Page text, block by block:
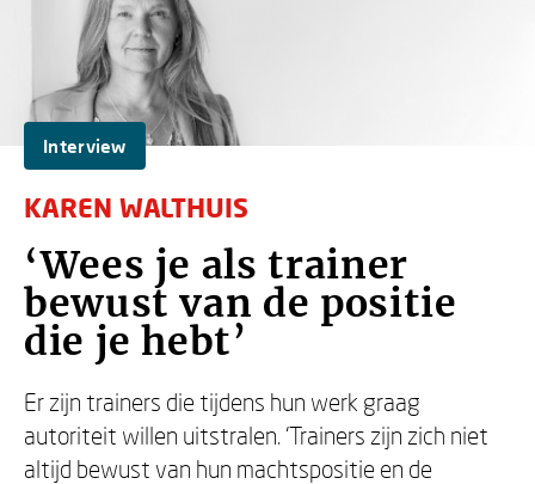
Interview
KAREN WALTHUIS
‘Wees je als trainer
bewust van de positie
die je hebt’
Er zijn trainers die tijdens hun werk graag
autoriteit willen uitstralen. ‘Trainers zijn zich niet
altijd bewust van hun machtspositie en de